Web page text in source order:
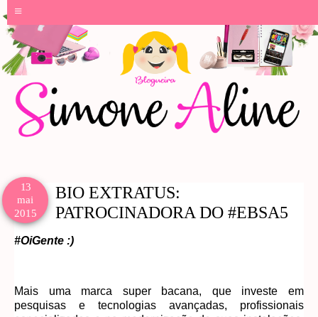
≡
13
mai
2015
BIO EXTRATUS:
PATROCINADORA DO #EBSA5
#OiGente :)
Mais uma marca super bacana, que investe em
pesquisas e tecnologias avançadas, profissionais